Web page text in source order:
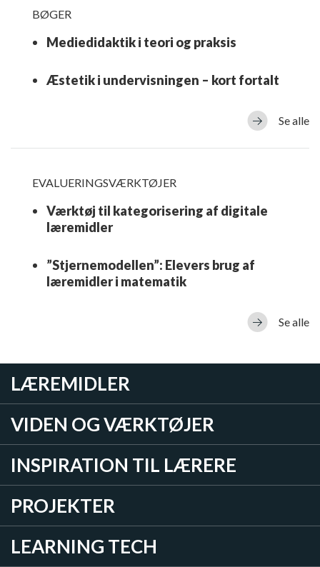
BØGER
Mediedidaktik i teori og praksis
Æstetik i undervisningen – kort fortalt
Se alle
EVALUERINGSVÆRKTØJER
Værktøj til kategorisering af digitale
læremidler
”Stjernemodellen”: Elevers brug af
læremidler i matematik
Se alle
LÆREMIDLER
VIDEN OG VÆRKTØJER
INSPIRATION TIL LÆRERE
PROJEKTER
LEARNING TECH